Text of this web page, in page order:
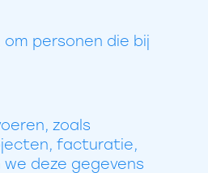
personen die bij
zoals
facturatie,
deze gegevens